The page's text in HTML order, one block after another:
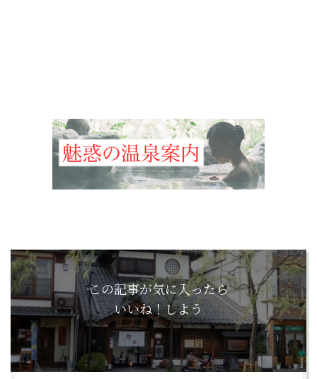
この記事が気に入ったら
いいね！しよう